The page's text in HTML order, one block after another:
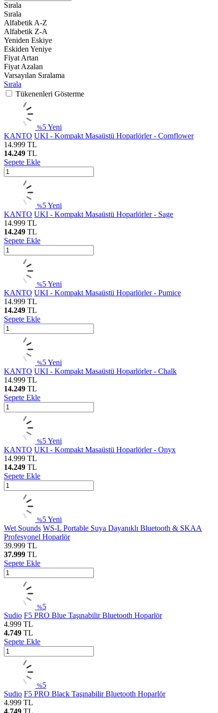
Sırala
Sırala
Alfabetik A-Z
Alfabetik Z-A
Yeniden Eskiye
Eskiden Yeniye
Fiyat Artan
Fiyat Azalan
Varsayılan Sıralama
Sırala
Tükenenleri Gösterme
%5Yeni
KANTO UKI - Kompakt Masaüstü Hoparlörler - Cornflower
14.999 TL
14.249 TL
Sepete Ekle
%5Yeni
KANTO UKI - Kompakt Masaüstü Hoparlörler - Sage
14.999 TL
14.249 TL
Sepete Ekle
%5Yeni
KANTO UKI - Kompakt Masaüstü Hoparlörler - Pumice
14.999 TL
14.249 TL
Sepete Ekle
%5Yeni
KANTO UKI - Kompakt Masaüstü Hoparlörler - Chalk
14.999 TL
14.249 TL
Sepete Ekle
%5Yeni
KANTO UKI - Kompakt Masaüstü Hoparlörler - Onyx
14.999 TL
14.249 TL
Sepete Ekle
%5Yeni
Wet Sounds WS-L Portable Suya Dayanıklı Bluetooth & SKAA
Profesyonel Hoparlör
39.999 TL
37.999 TL
Sepete Ekle
%5
Sudio F5 PRO Blue Taşınabilir Bluetooth Hoparlör
4.999 TL
4.749 TL
Sepete Ekle
%5
Sudio F5 PRO Black Taşınabilir Bluetooth Hoparlör
4.999 TL
4.749 TL